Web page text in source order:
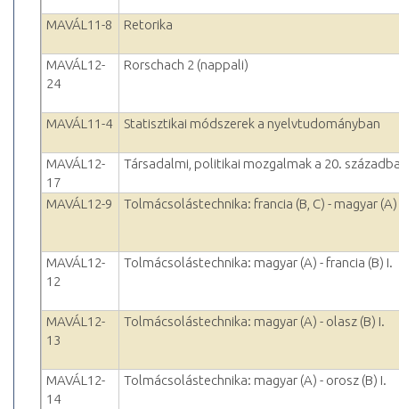
MAVÁL11-8 Retorika
MAVÁL12-
24
Rorschach 2 (nappali)
MAVÁL11-4 Statisztikai módszerek a nyelvtudományban
MAVÁL12-
17
Társadalmi, politikai mozgalmak a 20.
MAVÁL12-9 Tolmácsolástechnika: francia (B, C) - magyar (A)
MAVÁL12-
12
Tolmácsolástechnika: magyar (A) - francia (B) I.
MAVÁL12-
13
Tolmácsolástechnika: magyar (A) - olasz (B) I.
MAVÁL12-
14
Tolmácsolástechnika: magyar (A) - orosz (B) I.